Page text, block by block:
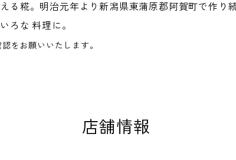
る糀。明治元年より新潟県東蒲原郡阿賀町で作り
ろな 料理に。
をお願いいたします。
店舗情報